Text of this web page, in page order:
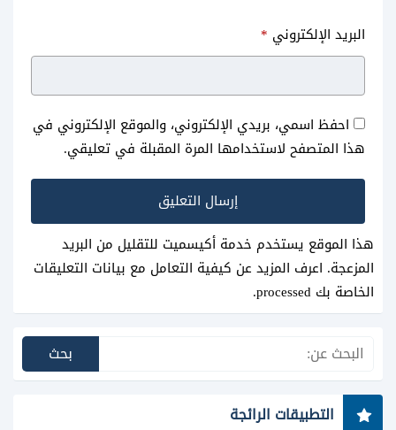
البريد الإلكتروني *
احفظ اسمي، بريدي الإلكتروني، والموقع الإلكتروني في
هذا المتصفح لاستخدامها المرة المقبلة في تعليقي.
هذا الموقع يستخدم خدمة أكيسميت للتقليل من البريد
المزعجة. اعرف المزيد عن كيفية التعامل مع بيانات التعليقات
الخاصة بك processed
.
التطبيقات الرائجة